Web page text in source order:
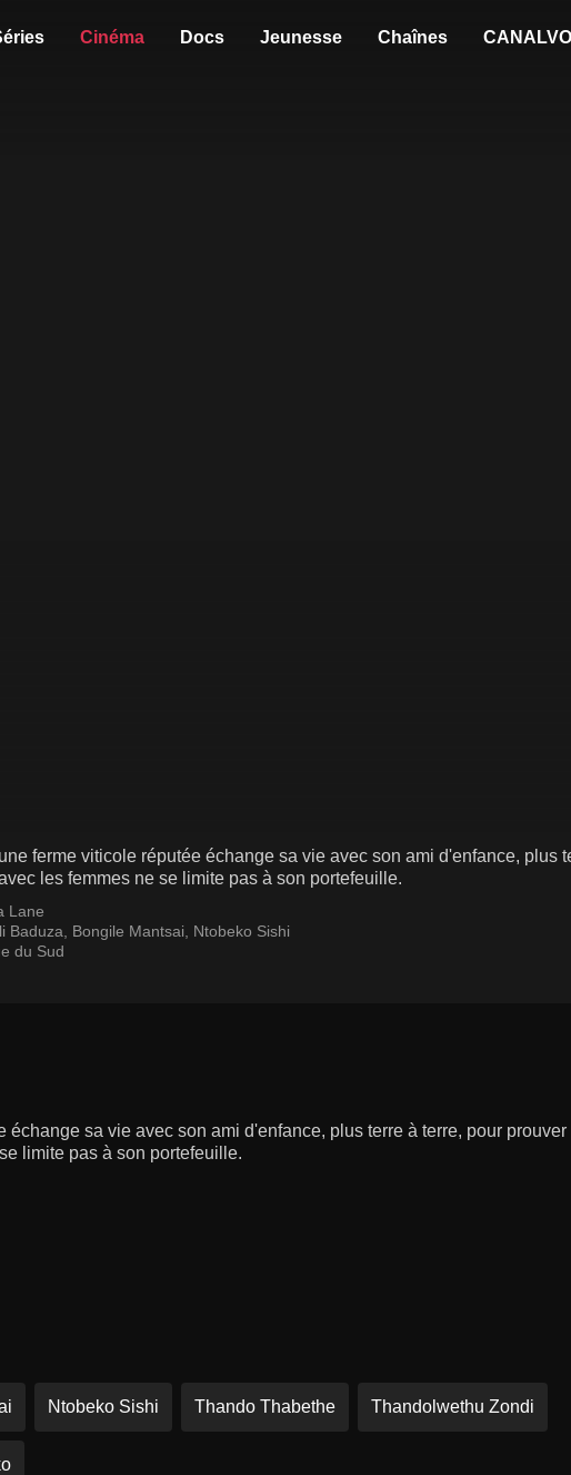
Cinéma Docs Jeunesse Chaînes
ferme viticole réputée échange sa vie avec son ami d'enfance, plus
les femmes ne se limite pas à son portefeuille.
Lane
Baduza Bongile Mantsai
Ntobeko Sishi
du Sud
échange sa vie avec son ami d'enfance, plus terre à terre, pour prouver
limite pas à son portefeuille.
Ntobeko Sishi Thando Thabethe Thandolwethu Zondi